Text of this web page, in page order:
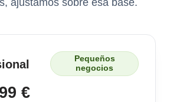
Pequeños
negocios
€